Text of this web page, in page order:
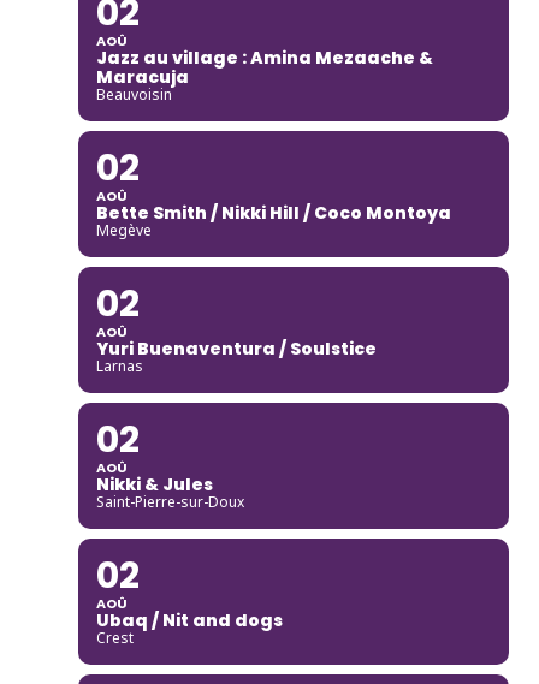
02
AOÛ
Jazz au village : Amina Mezaache &
Maracuja
Beauvoisin
02
AOÛ
Bette Smith / Nikki Hill / Coco Montoya
Megève
02
AOÛ
Yuri Buenaventura / Soulstice
Larnas
02
AOÛ
Nikki & Jules
Saint-Pierre-sur-Doux
02
AOÛ
Ubaq / Nit and dogs
Crest